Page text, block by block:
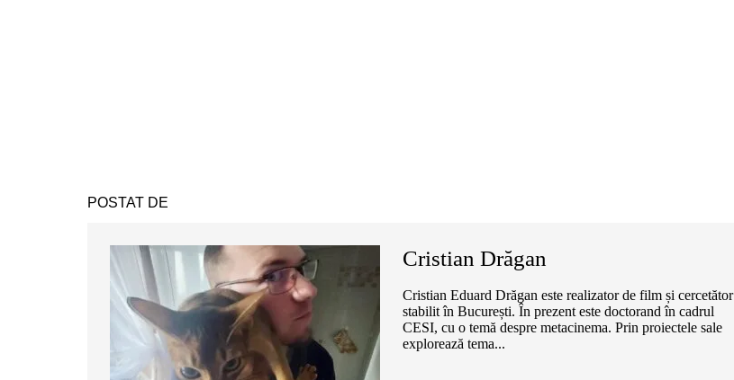
POSTAT DE
Cristian Drăgan
Cristian Eduard Drăgan este realizator de film și cercetător
stabilit în București. În prezent este doctorand în cadrul
CESI, cu o temă despre metacinema. Prin proiectele sale
explorează tema...